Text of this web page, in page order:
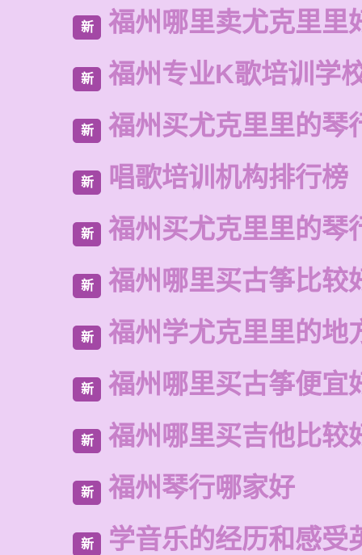
新 福州哪里卖尤克里里
新 福州专业K歌培训学
新 福州买尤克里里的琴
新 唱歌培训机构排行榜
新 福州买尤克里里的琴
新 福州哪里买古筝比较
新 福州学尤克里里的地
新 福州哪里买古筝便宜
新 福州哪里买吉他比较
新 福州琴行哪家好
新 学音乐的经历和感受